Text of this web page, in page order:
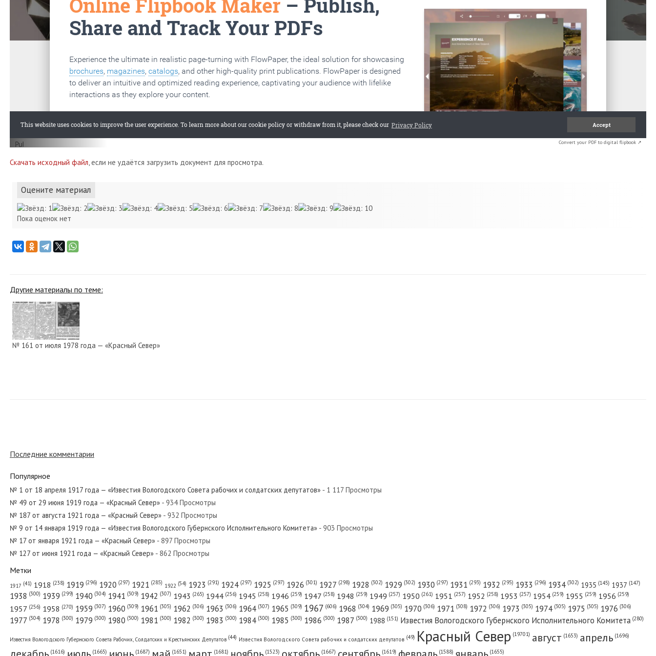
Convert your PDF to digital flipbook ↗
Скачать исходный файл, если не удаётся загрузить документ для просмотра.
Оцените материал
Пока оценок нет
Другие материалы по теме:
№ 161 от июля 1978 года — «Красный Север»
№ 110 от июня 1957 года — «Красный Север»
№ 201 от сентября 1978 года — «Красный Север»
№ 134 от июля 1950 года — «Красный Север»
Последние комментарии
Популярное
№ 1 от 18 апреля 1917 года — «Известия Вологодского Совета рабочих и солдатских депутатов» - 1 117 Просмотры
№ 49 от 29 июня 1919 года — «Красный Север» - 934 Просмотры
№ 187 от августа 1921 года — «Красный Север» - 932 Просмотры
№ 9 от 14 января 1919 года — «Известия Вологодского Губернского Исполнительного Комитета» - 903 Просмотры
№ 17 от января 1921 года — «Красный Север» - 897 Просмотры
№ 127 от июня 1921 года — «Красный Север» - 862 Просмотры
Метки
1917 (41) 1918 (238) 1919 (296) 1920 (297) 1921 (285) 1922 (54) 1923 (291) 1924 (297) 1925 (297) 1926 (301) 1927 (298) 1928 (302) 1929 (302) 1930 (297) 1931 (293) 1932 (295) 1933 (296) 1934 (302) 1935 (145) 1937 (147)
1938 (300) 1939 (299) 1940 (304) 1941 (309) 1942 (307) 1943 (265) 1944 (256) 1945 (258) 1946 (259) 1947 (258) 1948 (259) 1949 (257) 1950 (261) 1951 (257) 1952 (258) 1953 (257) 1954 (259) 1955 (259) 1956 (259)
1957 (256) 1958 (270) 1959 (307) 1960 (309) 1961 (305) 1962 (306) 1963 (306) 1964 (307) 1965 (309) 1967 (606) 1968 (304) 1969 (305) 1970 (306) 1971 (308) 1972 (306) 1973 (305) 1974 (305) 1975 (305) 1976 (306)
1977 (304) 1978 (300) 1979 (300) 1980 (300) 1981 (300) 1982 (300) 1983 (300) 1984 (300) 1985 (300) 1986 (300) 1987 (300) 1988 (151) Известия Вологодского Губернского Исполнительного Комитета (280)
Известия Вологодского Губернского Совета Рабочих, Солдатских и Крестьянских Депутатов (44) Известия Вологодского Совета рабочих и солдатских депутатов (49) Красный Cевер (19701) август (1653) апрель (1696)
(1616) (1665) (1687) (1651) (1681) (1523) (1667) (1619) (1588) (1655)